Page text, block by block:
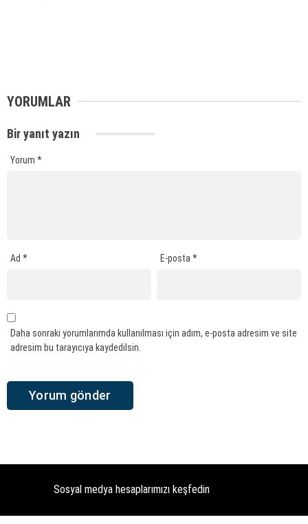
YORUMLAR
Bir yanıt yazın
Yorum *
Ad * E-posta*
Daha sonraki yorumlarımda kullanılması için adım, e-posta adresim ve site
adresim bu tarayıcıya kaydedilsin.
Sosyal medya hesaplarımızı keşfedin